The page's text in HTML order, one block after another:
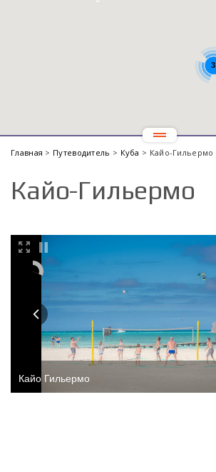
3
Главная > Путеводитель > Куба > Кайо-Гильермо
Кайо-Гильермо
Кайо Гильермо